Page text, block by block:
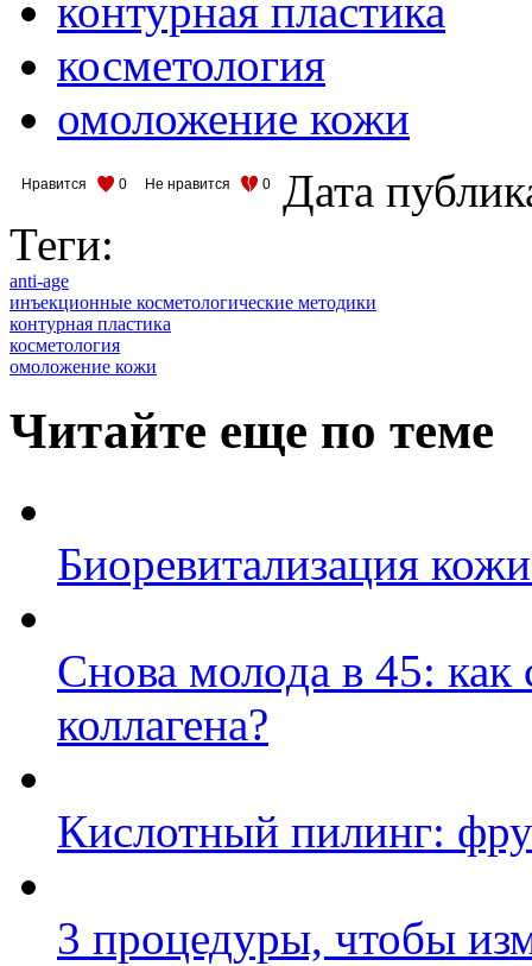
контурная пластика
косметология
омоложение кожи
Нравится 0 Не нравится 0
Дата
Теги:
anti-age
инъекционные косметологические методики
контурная пластика
косметология
омоложение кожи
Читайте еще по теме
Биоревитализация
Снова молода в 45: как
коллагена?
Кислотный пилинг:
3 процедуры, чтобы